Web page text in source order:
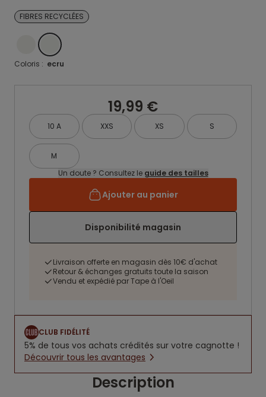
FIBRES RECYCLÉES
ECRUECRU
Coloris : ecru
19,99 €
10 A XXS XS S
M
Un doute ? Consultez le guide des tailles
Ajouter au panier
Disponibilité magasin
Livraison offerte en magasin dès 10€ d'achat
Retour & échanges gratuits toute la saison
Vendu et expédié par Tape à l'Oeil
CLUB FIDÉLITÉ
5% de tous vos achats crédités sur votre cagnotte !
Découvrir tous les avantages
Description